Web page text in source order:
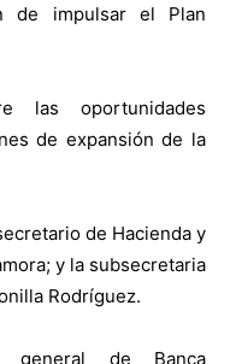
de impulsar el Plan
las oportunidades
de expansión de la
de Hacienda y
y la subsecretaria
Rodríguez.
general de Banca